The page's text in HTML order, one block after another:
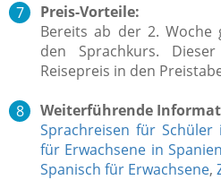
Preis-Vorteile:
Bereits ab der 2. Woche
den Sprachkurs.
Reisepreis in den
Weiterführende
Sprachreisen für Schüler
für Erwachsene in Spanien
Spanisch für Erwachsene,